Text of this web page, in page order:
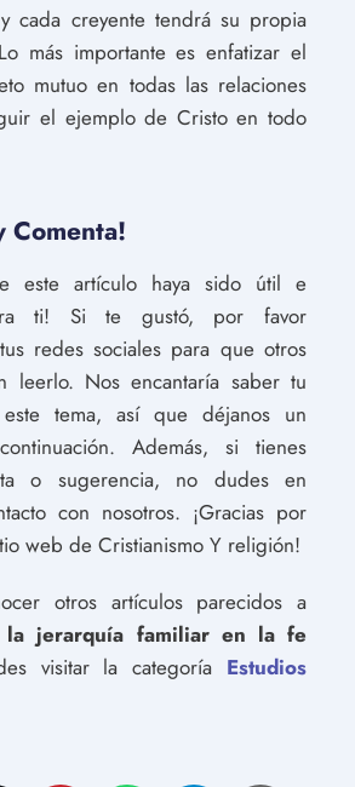
cada creyente tendrá su propia
más importante es enfatizar el
mutuo en todas las relaciones
el ejemplo de Cristo en todo
Comenta!
este artículo haya sido útil e
ti! Si te gustó, por favor
redes sociales para que otros
leerlo. Nos encantaría saber tu
tema, así que déjanos un
Además, si tienes
o sugerencia, no dudes en
con nosotros. ¡Gracias por
web de Cristianismo Y religión!
otros artículos parecidos a
la jerarquía familiar en la fe
visitar la categoría Estudios